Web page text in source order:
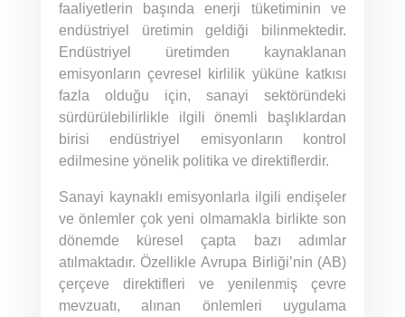
faaliyetlerin başında enerji tüketiminin ve
endüstriyel üretimin geldiği bilinmektedir.
Endüstriyel üretimden kaynaklanan
emisyonların çevresel kirlilik yüküne katkısı
fazla olduğu için, sanayi sektöründeki
sürdürülebilirlikle ilgili önemli başlıklardan
birisi endüstriyel emisyonların kontrol
edilmesine yönelik politika ve direktiflerdir.
Sanayi kaynaklı emisyonlarla ilgili endişeler
ve önlemler çok yeni olmamakla birlikte son
dönemde küresel çapta bazı adımlar
atılmaktadır. Özellikle Avrupa Birliği’nin (AB)
çerçeve direktifleri ve yenilenmiş çevre
mevzuatı, alınan önlemleri uygulama